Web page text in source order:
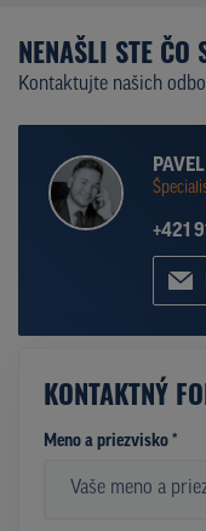
NENAŠLI STE ČO
Kontaktujte našich
+421
KONTAKTNÝ
Meno a priezvisko *